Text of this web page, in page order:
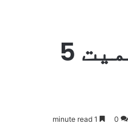
آپریشن، 7 دہشت گرد ہلاک، میجر سمیت 5
0